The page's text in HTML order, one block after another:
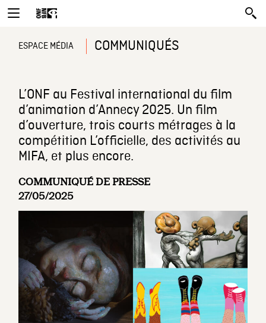
ESPACE MÉDIA COMMUNIQUÉS
L’ONF au Festival international du film
d’animation d’Annecy 2025. Un film
d’ouverture, trois courts métrages à la
compétition L’officielle, des activités au
MIFA, et plus encore.
COMMUNIQUÉ DE PRESSE
27/05/2025